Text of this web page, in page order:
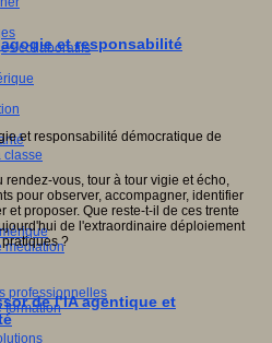
collaboratifs
classe
médiation
professionnelles
formation
et responsabilité
vous, tour à tour vigie et écho,
pour observer, accompagner, identifier
et proposer. Que reste-t-il de ces trente
de l'extraordinaire déploiement
?
de l’IA agentique et